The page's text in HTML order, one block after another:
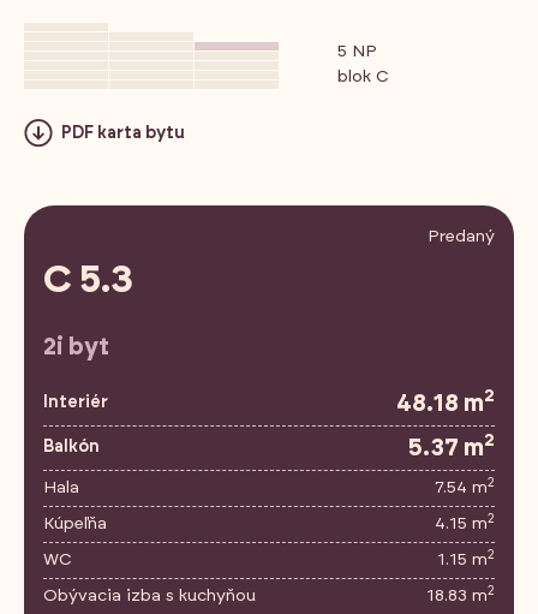
5 NP
blok C
PDF karta bytu
Predaný
C 5.3
2i byt
Interiér 48.18 m2
Balkón 5.37 m2
Hala 7.54 m2
Kúpeľňa 4.15 m2
WC 1.15 m2
Obývacia izba s kuchyňou 18.83 m2